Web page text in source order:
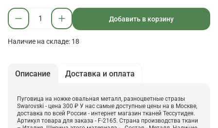
Добавить в корзину
Наличие на складе: 18
Описание Доставка и оплата
Пуговица на ножке овальная металл, разноцветные стразы
Swarovski - цена 300 ₽ У нас самые доступные цены на в Москве,
доставка по всей России - интернет магазин тканей Тессутидея.
Артикул товара для заказа - F-2165. Страна производства ткани